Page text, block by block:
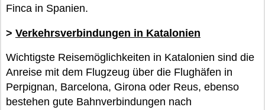
Finca in Spanien.
> Verkehrsverbindungen in Katalonien
Wichtigste Reisemöglichkeiten in Katalonien sind die
Anreise mit dem Flugzeug über die Flughäfen in
Perpignan, Barcelona, Girona oder Reus, ebenso
bestehen gute Bahnverbindungen nach